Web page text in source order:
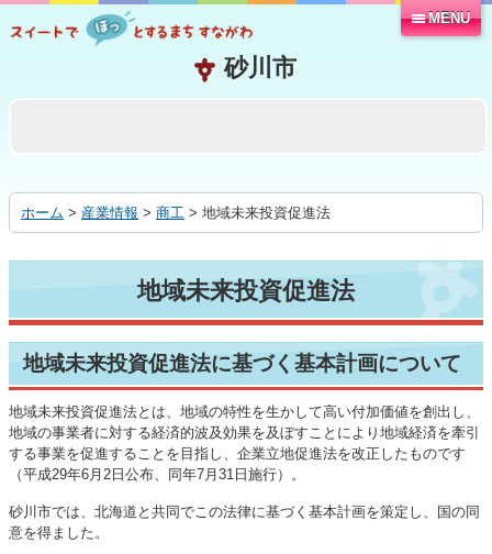
る
MENU
ホーム > 産業情報 > 商工 > 地域未来投資促進法
地域未来投資促進法
地域未来投資促進法に基づく基本計画について
地域未来投資促進法とは、地域の特性を生かして高い付加価値を創出し、
地域の事業者に対する経済的波及効果を及ぼすことにより地域経済を牽引
する事業を促進することを目指し、企業立地促進法を改正したものです
（平成29年6月2日公布、同年7月31日施行）。
砂川市では、北海道と共同でこの法律に基づく基本計画を策定し、国の同
意を得ました。